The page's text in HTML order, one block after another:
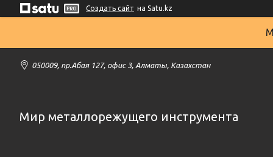
Создать сайт на Satu.kz
050009, пр.Абая 127, офис 3, Алматы, Казахстан
Мир металлорежущего инструмента